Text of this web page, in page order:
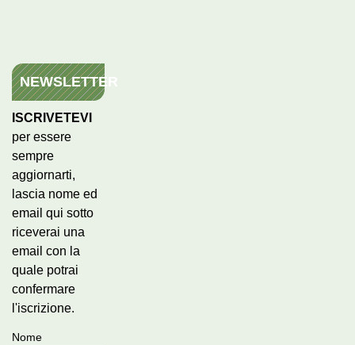
NEWSLETTER
ISCRIVETEVI
per essere
sempre
aggiornarti,
lascia nome ed
email qui sotto
riceverai una
email con la
quale potrai
confermare
l'iscrizione.
Nome